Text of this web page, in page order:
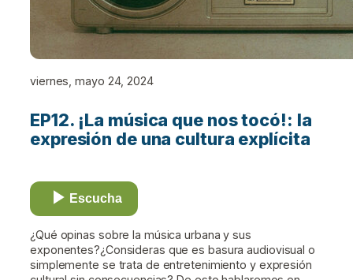
viernes, mayo 24, 2024
EP12. ¡La música que nos tocó!: la
expresión de una cultura explícita
Escucha
¿Qué opinas sobre la música urbana y sus
exponentes?¿Consideras que es basura audiovisual o
simplemente se trata de entretenimiento y expresión